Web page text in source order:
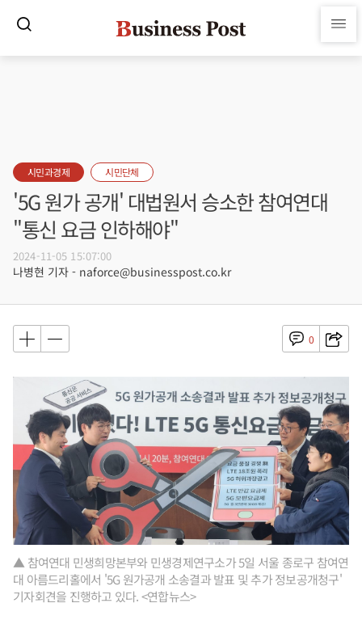
시민과경제 시민단체
'5G 원가 공개' 대법원서 승소한 참여연대
"통신 요금 인하해야"
2024-11-05 15:07:00
나병현 기자 - naforce@businesspost.co.kr
0
▲ 참여연대 민생희망본부와 민생경제연구소가 5일 서울 종로구 참여연
대 아름드리홀에서 '5G 원가공개 소송결과 발표 및 추가 정보공개청구'
기자회견을 진행하고 있다. <연합뉴스>